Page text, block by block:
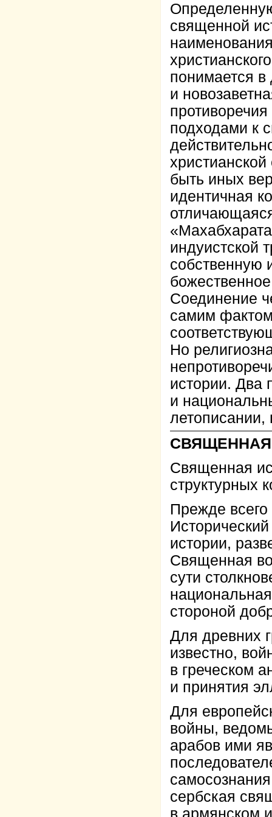
священной
понимается
и
подходами к
быть иных
идентичная
индуистской
собственную
Соединение
самим фактом
Но
истории. Два
и
Священная
структурных
Прежде
истории,
Священная
сути
стороной
Для древних
известно,
в греческом
и принятия
Для
войны,
арабов ими
сербская
в армянском